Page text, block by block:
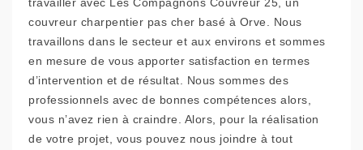
travailler avec Les Compagnons Couvreur 25, un
couvreur charpentier pas cher basé à Orve. Nous
travaillons dans le secteur et aux environs et sommes
en mesure de vous apporter satisfaction en termes
d’intervention et de résultat. Nous sommes des
professionnels avec de bonnes compétences alors,
vous n’avez rien à craindre. Alors, pour la réalisation
de votre projet, vous pouvez nous joindre à tout